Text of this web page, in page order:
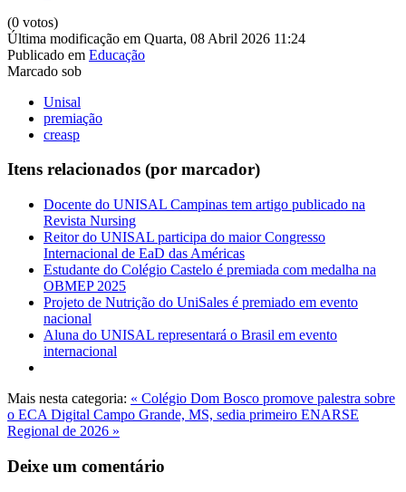
(0 votos)
Última modificação em Quarta, 08 Abril 2026 11:24
Publicado em Educação
Marcado sob
Unisal
premiação
creasp
Itens relacionados (por marcador)
Docente do UNISAL Campinas tem artigo publicado na
Revista Nursing
Reitor do UNISAL participa do maior Congresso
Internacional de EaD das Américas
Estudante do Colégio Castelo é premiada com medalha na
OBMEP 2025
Projeto de Nutrição do UniSales é premiado em evento
nacional
Aluna do UNISAL representará o Brasil em evento
internacional
Mais nesta categoria: « Colégio Dom Bosco promove palestra sobre
o ECA Digital Campo Grande, MS, sedia primeiro ENARSE
Regional de 2026 »
Deixe um comentário